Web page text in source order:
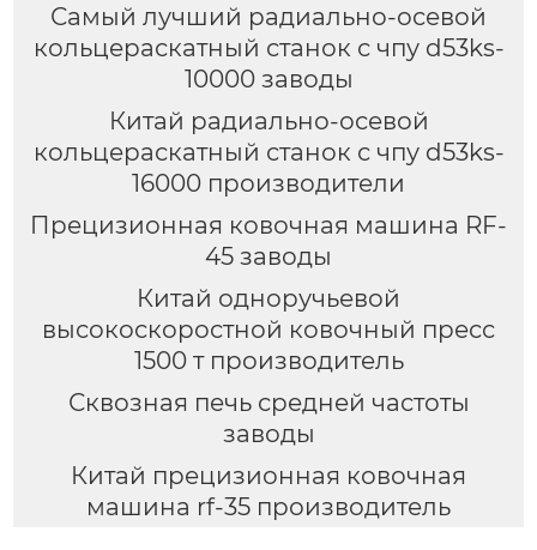
Самый лучший радиально-осевой
кольцераскатный станок с чпу d53ks-
10000 заводы
Китай радиально-осевой
кольцераскатный станок с чпу d53ks-
16000 производители
Прецизионная ковочная машина RF-
45 заводы
Китай одноручьевой
высокоскоростной ковочный пресс
1500 т производитель
Сквозная печь средней частоты
заводы
Китай прецизионная ковочная
машина rf-35 производитель